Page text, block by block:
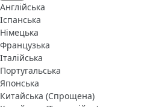
Англійська
Іспанська
Німецька
Французька
Італійська
Португальська
Японська
Китайська (Спрощена)